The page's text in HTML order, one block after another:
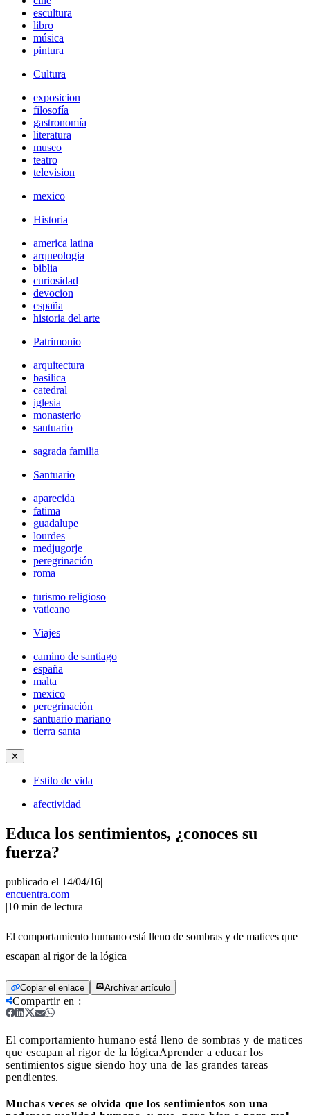
escultura
libro
música
pintura
Cultura
exposicion
filosofía
gastronomía
literatura
museo
teatro
television
mexico
Historia
america latina
arqueologia
biblia
curiosidad
devocion
españa
historia del arte
Patrimonio
arquitectura
basilica
catedral
iglesia
monasterio
santuario
sagrada familia
Santuario
aparecida
fatima
guadalupe
lourdes
medjugorje
peregrinación
roma
turismo religioso
vaticano
Viajes
camino de santiago
españa
malta
mexico
peregrinación
santuario mariano
tierra santa
✕
Estilo de vida
afectividad
Educa los sentimientos, ¿conoces su
fuerza?
publicado el 14/04/16|
encuentra.com
|10 min de lectura
El comportamiento humano está lleno de sombras y de matices que
escapan al rigor de la lógica
Copiar el enlace Archivar artículo
Compartir en :
El comportamiento humano está lleno de sombras y de matices
que escapan al rigor de la lógicaAprender a educar los
sentimientos sigue siendo hoy una de las grandes tareas
pendientes.
Muchas veces se olvida que los sentimientos son una